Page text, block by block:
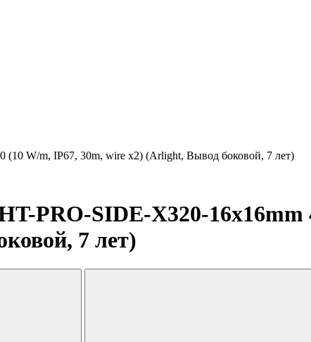
(10 W/m, IP67, 30m, wire x2) (Arlight, Вывод боковой, 7 лет)
PRO-SIDE-X320-16x16mm
7 лет)